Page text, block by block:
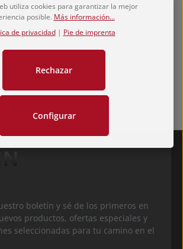
boletín y sé de los primeros en
productos, ofertas especiales y
seleccionadas para tu camino en el
utiliza cookies para garantizar la mejor
posible. Más información...
de privacidad| Pie de imprenta
Rechazar
Configurar